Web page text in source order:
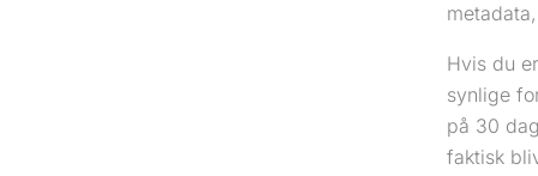
Hvis du
synlige
på 30
faktisk